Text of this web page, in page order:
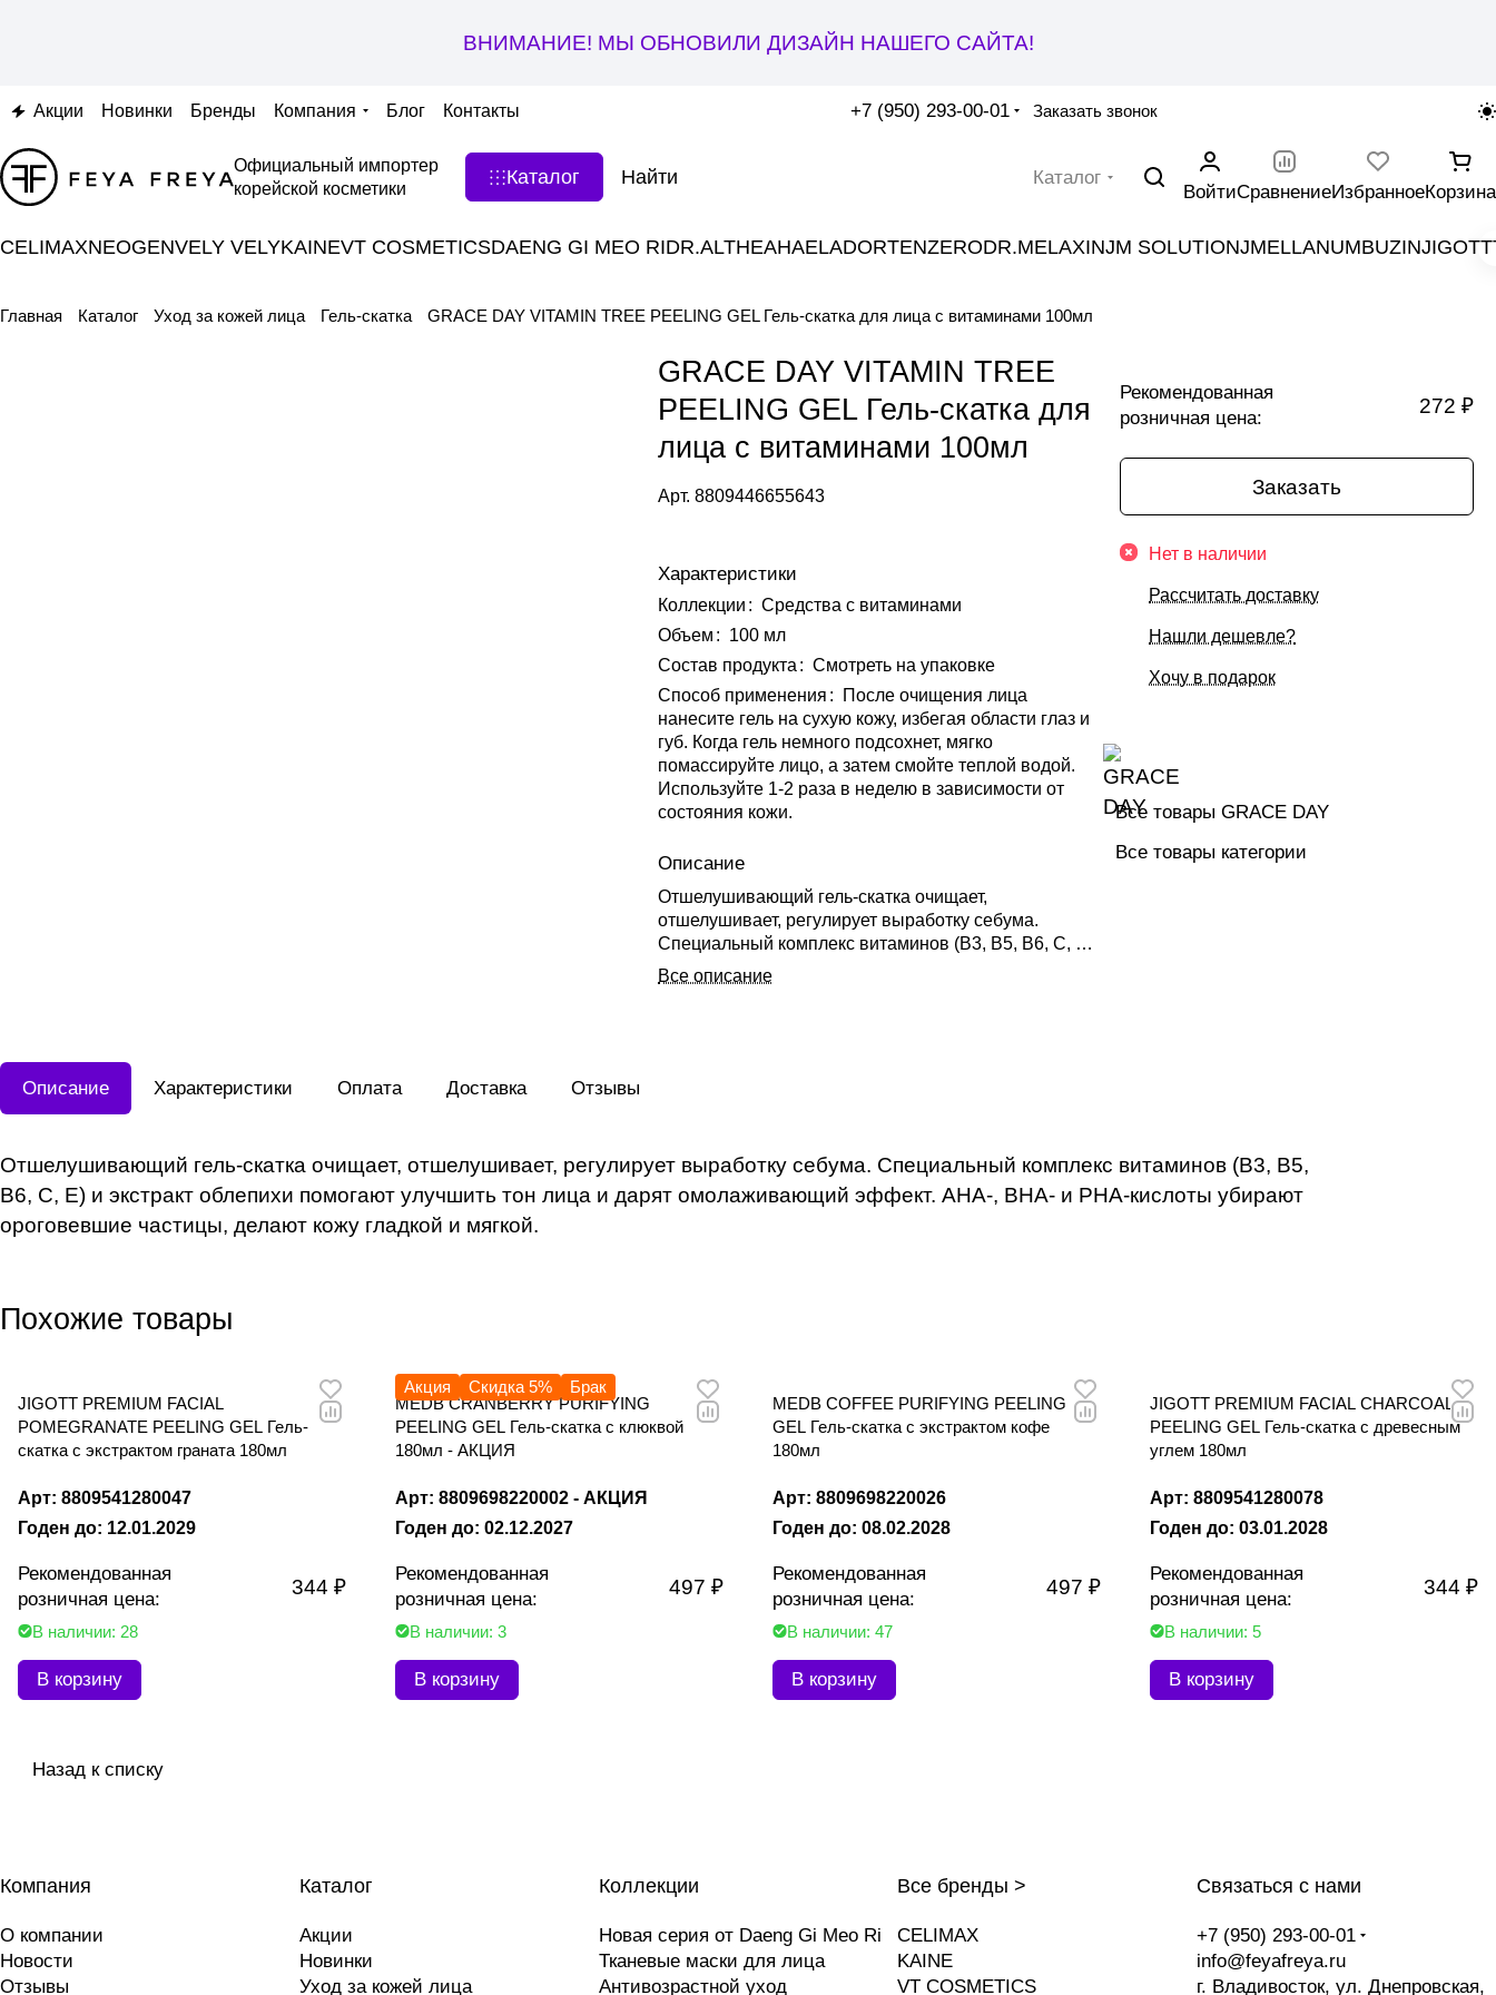
ВНИМАНИЕ! МЫ ОБНОВИЛИ ДИЗАЙН НАШЕГО САЙТА!
Акции Новинки Бренды Компания Блог Контакты +7 (950) 293-00-01 Заказать звонок
Официальный импортер
корейской косметики
Каталог Каталог
ВойтиСравнениеИзбранноеКорзина
CELIMAXNEOGENVELY VELYKAINEVT COSMETICSDAENG GI MEO RIDR.ALTHEAHAELADORTENZERODR.MELAXINJM SOLUTIONJMELLANUMBUZINJIGOTT
Главная Каталог Уход за кожей лица Гель-скатка GRACE DAY VITAMIN TREE PEELING GEL Гель-скатка для лица с витаминами 100мл
GRACE DAY VITAMIN TREE
PEELING GEL Гель-скатка для
лица с витаминами 100мл
Арт.8809446655643
Характеристики
Коллекции : Средства с витаминами
Объем : 100 мл
Состав продукта : Смотреть на упаковке
Способ применения :
После очищения лица
нанесите гель на сухую кожу, избегая области глаз и
губ. Когда гель немного подсохнет, мягко
помассируйте лицо, а затем смойте теплой водой.
Используйте 1-2 раза в неделю в зависимости от
состояния кожи.
Описание
Отшелушивающий гель-скатка очищает,
отшелушивает, регулирует выработку себума.
Специальный комплекс витаминов (В3, В5, В6, С, Е)
и экстракт облепихи помогают улучшить тон лица и
дарят омолаживающий эффект. AHA-, BHA- и PHA-
Все описание
Рекомендованная
розничная цена:
272 ₽
Заказать
Нет в наличии
Рассчитать доставку
Нашли дешевле?
Хочу в подарок
Все товары GRACE DAY
Все товары категории
Описание Характеристики Оплата Доставка Отзывы
Отшелушивающий гель-скатка очищает, отшелушивает, регулирует выработку себума. Специальный комплекс витаминов (В3, В5,
В6, С, Е) и экстракт облепихи помогают улучшить тон лица и дарят омолаживающий эффект. AHA-, BHA- и PHA-кислоты убирают
ороговевшие частицы, делают кожу гладкой и мягкой.
Похожие товары
JIGOTT PREMIUM FACIAL
POMEGRANATE PEELING GEL Гель-
скатка с экстрактом граната 180мл
Арт: 8809541280047
Годен до: 12.01.2029
Рекомендованная
розничная цена:
344 ₽
В наличии: 28
В корзину
Акция Скидка 5%
Брак
MEDB CRANBERRY PURIFYING
PEELING GEL Гель-скатка с клюквой
180мл - АКЦИЯ
Арт: 8809698220002 - АКЦИЯ
Годен до: 02.12.2027
Рекомендованная
розничная цена:
497 ₽
В наличии: 3
В корзину
MEDB COFFEE PURIFYING PEELING
GEL Гель-скатка с экстрактом кофе
180мл
Арт: 8809698220026
Годен до: 08.02.2028
Рекомендованная
розничная цена:
497 ₽
В наличии: 47
В корзину
JIGOTT PREMIUM FACIAL CHARCOAL
PEELING GEL Гель-скатка с древесным
углем 180мл
Арт: 8809541280078
Годен до: 03.01.2028
Рекомендованная
розничная цена:
344 ₽
В наличии: 5
В корзину
Назад к списку
Каталог
Акции
Новинки
Уход за кожей лица
Компания
О компании
Новости
Отзывы
Коллекции
Новая серия от Daeng Gi Meo Ri
Тканевые маски для лица
Антивозрастной уход
Все бренды >
CELIMAX
KAINE
VT COSMETICS
Связаться с нами
+7 (950) 293-00-01
info@feyafreya.ru
г. Владивосток, ул. Днепровская,